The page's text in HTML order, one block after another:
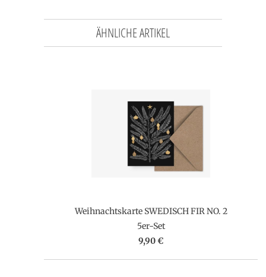
ÄHNLICHE ARTIKEL
Weihnachtskarte SWEDISCH FIR NO. 2
5er-Set
9,90 €